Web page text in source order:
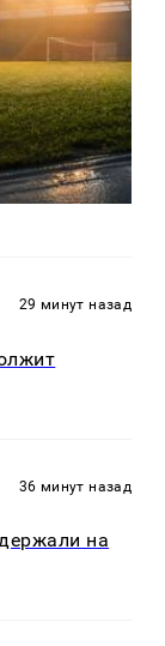
29 минут назад
36 минут назад
на